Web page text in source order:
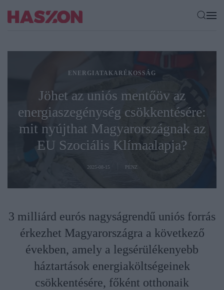
ENERGIATAKARÉKOSSÁG
Jöhet az uniós mentőöv az
energiaszegénység csökkentésére:
mit nyújthat Magyarországnak az
EU Szociális Klímaalapja?
2025-08-15 PÉNZ
3 milliárd eurós nagyságrendű uniós forrás
érkezhet Magyarországra a következő
években, amely a legsérülékenyebb
háztartások energiaköltségeinek
csökkentésére, főként otthonaik